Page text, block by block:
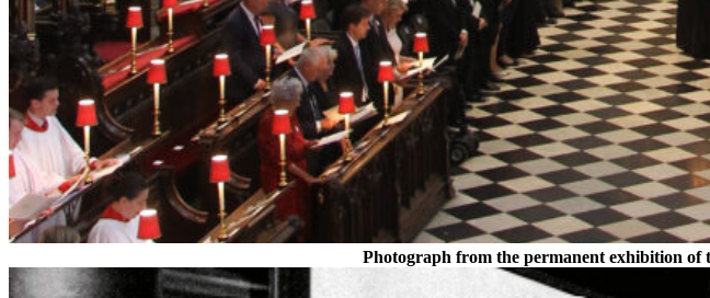
Photograph from the permanent exhibition of